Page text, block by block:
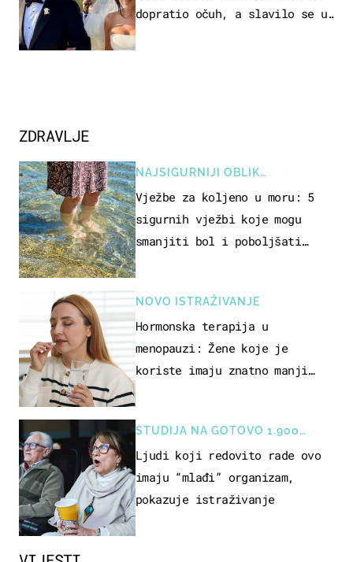
dopratio očuh, a slavilo se uz
ZDRAVLJE
NAJSIGURNIJI OBLIK
REKREACIJE
Vježbe za koljeno u moru: 5
sigurnih vježbi koje mogu
smanjiti bol i poboljšati
NOVO ISTRAŽIVANJE
Hormonska terapija u
menopauzi: Žene koje je
koriste imaju znatno manji
STUDIJA NA GOTOVO 1.900
OSOBA
Ljudi koji redovito rade ovo
imaju “mlađi” organizam,
pokazuje istraživanje